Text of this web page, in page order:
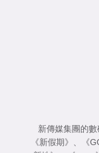
新傳媒集團的
《新假期》
《